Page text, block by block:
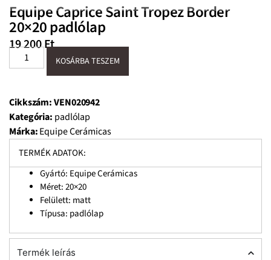
Equipe Caprice Saint Tropez Border
20×20 padlólap
19 200Ft
KOSÁRBA TESZEM
Cikkszám:VEN020942
Kategória: padlólap
Márka:Equipe Cerámicas
TERMÉK ADATOK:
Gyártó: Equipe Cerámicas
Méret:20×20
Felülett: matt
Típusa: padlólap
Termék leírás